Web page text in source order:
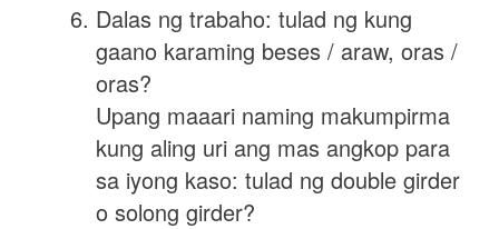
Dalas ng trabaho: tulad ng kung
gaano karaming beses / araw, oras /
oras?
Upang maaari naming makumpirma
kung aling uri ang mas angkop para
sa iyong kaso: tulad ng double girder
o solong girder?